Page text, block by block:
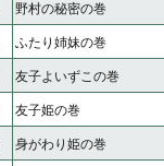
野村の秘密の巻
ふたり姉妹の巻
友子よいずこの巻
友子姫の巻
身がわり姫の巻